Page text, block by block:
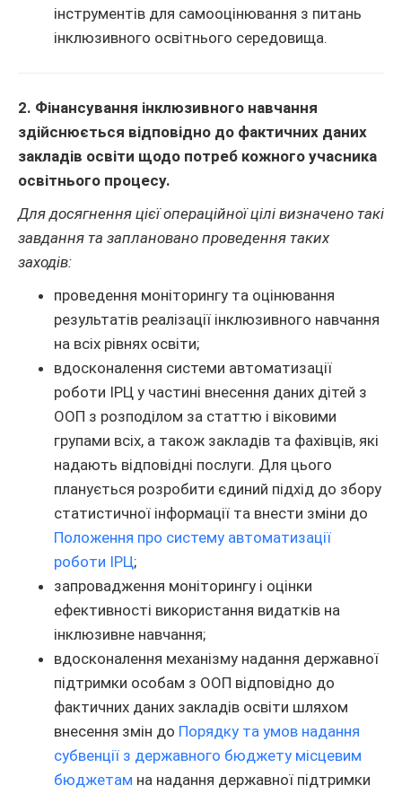
інструментів для самооцінювання з питань
інклюзивного освітнього середовища.
2. Фінансування інклюзивного навчання
здійснюється відповідно до фактичних даних
закладів освіти щодо потреб кожного учасника
освітнього процесу.
Для досягнення цієї операційної цілі визначено такі
завдання та заплановано проведення таких
заходів:
проведення моніторингу та оцінювання
результатів реалізації інклюзивного навчання
на всіх рівнях освіти;
вдосконалення системи автоматизації
роботи ІРЦ у частині внесення даних дітей з
ООП з розподілом за статтю і віковими
групами всіх, а також закладів та фахівців, які
надають відповідні послуги. Для цього
планується розробити єдиний підхід до збору
статистичної інформації та внести зміни до
Положення про систему автоматизації
роботи ІРЦ;
запровадження моніторингу і оцінки
ефективності використання видатків на
інклюзивне навчання;
вдосконалення механізму надання державної
підтримки особам з ООП відповідно до
фактичних даних закладів освіти шляхом
внесення змін до Порядку та умов надання
субвенції з державного бюджету місцевим
бюджетам на надання державної підтримки